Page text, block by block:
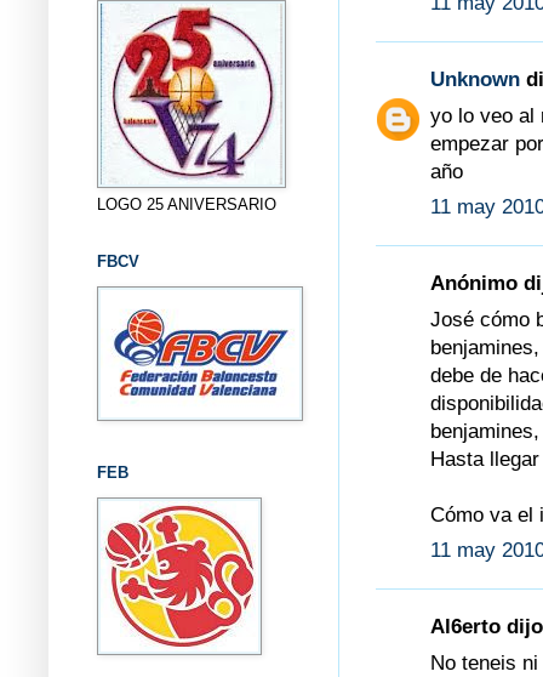
Unknown
yo lo veo al
empezar
año
11 may
Anónimo
José cómo
debe de
Hasta
Cómo va el
11 may
Al6erto
No teneis
LOGO 25 ANIVERSARIO
FBCV
FEB